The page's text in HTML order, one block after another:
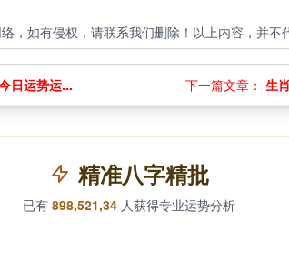
，如有侵权，请联系我们删除！以上内容，并不
日运势运... 下一篇文章： 生
精准八字精批
已有 898,521,34 人获得专业运势分析